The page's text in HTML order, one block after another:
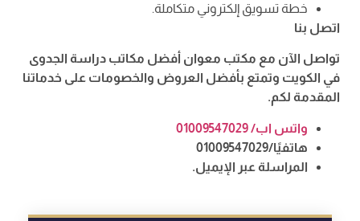
خطة تسويق إلكتروني متكاملة.
اتصل بنا
تواصل الآن مع مكتب معوان أفضل مكاتب دراسة الجدوى
في الكويت وتمتع بأفضل العروض والخصومات على خدماتنا
المقدمة لكم.
واتس اب/ 01009547029
هاتفيًا/01009547029
المراسلة عبر الإيميل.